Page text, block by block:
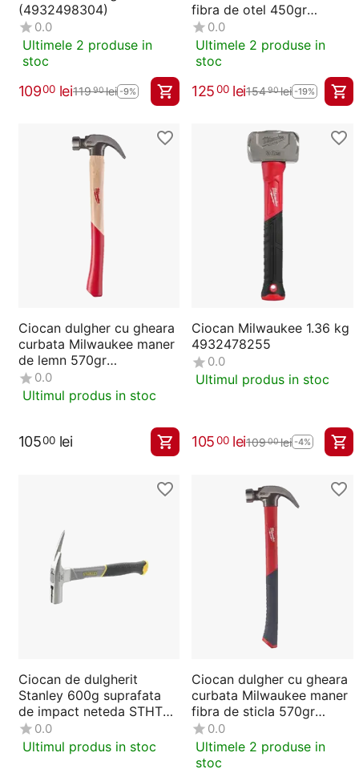
(4932498304)
0.0
Ultimele 2 produse in
stoc
10900 lei11990lei -9%
fibra de otel 450gr
4932478655
0.0
Ultimele 2 produse in
stoc
12500 lei15490lei -19%
Ciocan dulgher cu gheara
curbata Milwaukee maner
de lemn 570gr
4932478660
0.0
Ultimul produs in stoc
10500 lei
Ciocan Milwaukee 1.36 kg
4932478255
0.0
Ultimul produs in stoc
10500 lei10900lei -4%
Ciocan de dulgherit
Stanley 600g suprafata
de impact neteda STHT0-
51311
0.0
Ultimul produs in stoc
Ciocan dulgher cu gheara
curbata Milwaukee maner
fibra de sticla 570gr
4932478658
0.0
Ultimele 2 produse in
stoc